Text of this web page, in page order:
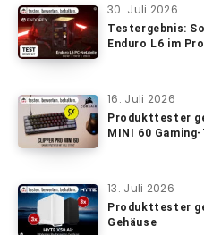
30. Juli 2026
Testergebnis:
Enduro L6 im
16. Juli 2026
Produkttester
MINI 60
13. Juli 2026
Produkttester
Gehäuse